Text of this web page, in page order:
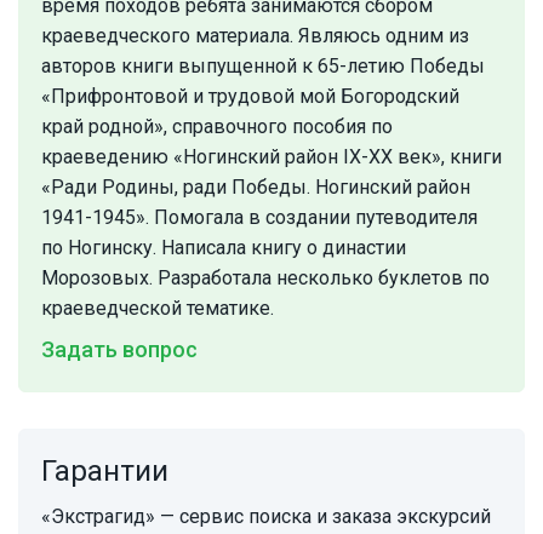
время походов ребята занимаются сбором
краеведческого материала. Являюсь одним из
авторов книги выпущенной к 65-летию Победы
«Прифронтовой и трудовой мой Богородский
край родной», справочного пособия по
краеведению «Ногинский район IХ-ХХ век», книги
«Ради Родины, ради Победы. Ногинский район
1941-1945». Помогала в создании путеводителя
по Ногинску. Написала книгу о династии
Морозовых. Разработала несколько буклетов по
краеведческой тематике.
Задать вопрос
Гарантии
«Экстрагид» — сервис поиска и заказа экскурсий